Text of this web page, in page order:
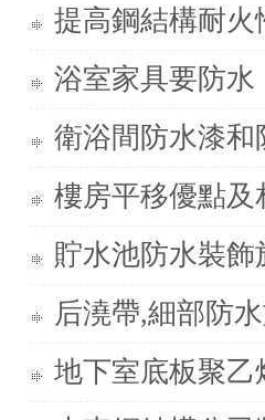
提高鋼結構耐
浴室家具要防水
衛浴間防水漆
樓房平移優點及
貯水池防水裝飾
后澆帶,細部防
地下室底板聚